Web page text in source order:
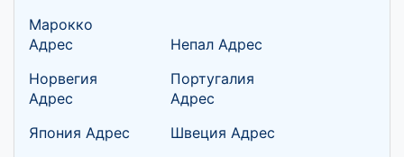
Марокко
Адрес
Непал Адрес
Норвегия
Адрес
Португалия
Адрес
Япония Адрес
Швеция Адрес